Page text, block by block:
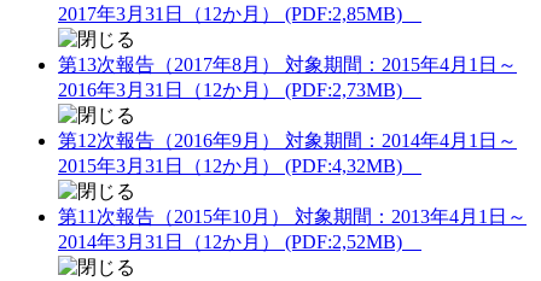
2017年3月31日（12か月） (PDF:2,85MB)
第13次報告（2017年8月） 対象期間：2015年4月1日～
2016年3月31日（12か月） (PDF:2,73MB)
第12次報告（2016年9月） 対象期間：2014年4月1日～
2015年3月31日（12か月） (PDF:4,32MB)
第11次報告（2015年10月） 対象期間：2013年4月1日～
2014年3月31日（12か月） (PDF:2,52MB)